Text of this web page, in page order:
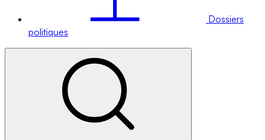
Dossiers
politiques